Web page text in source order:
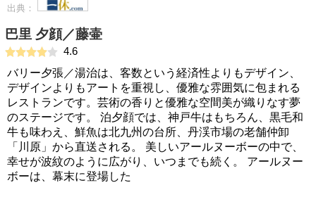
出典：
巴里 夕顔／藤壷
4.6
バリー夕張／湯治は、客数という経済性よりもデザイン、
デザインよりもアートを重視し、優雅な雰囲気に包まれる
レストランです。芸術の香りと優雅な空間美が織りなす夢
のステージです。 泊夕顔では、神戸牛はもちろん、黒毛和
牛も味わえ、鮮魚は北九州の台所、丹渓市場の老舗仲卸
「川原」から直送される。 美しいアールヌーボーの中で、
幸せが波紋のように広がり、いつまでも続く。 アールヌー
ボーは、幕末に登場した